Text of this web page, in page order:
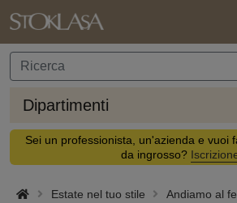
Dipartimenti
Sei un professionista, un'azienda e vuoi
da ingrosso?
Estate nel tuo stile Andiamo al